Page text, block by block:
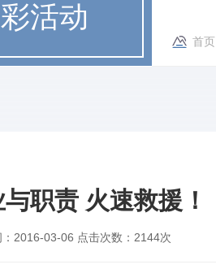
活动
首页
职责 火速救援！
2016-03-06 点击次数： 2144次